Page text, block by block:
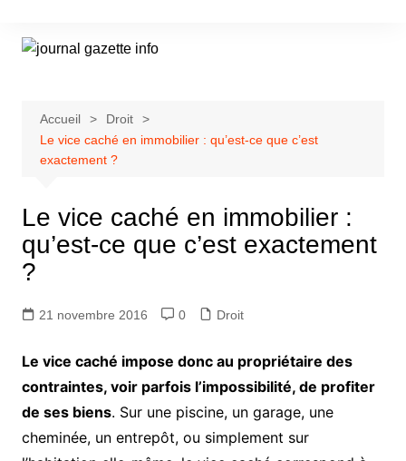
contenu
Accueil
Droit
Le vice caché en immobilier : qu’est-ce que c’est
exactement ?
Le vice caché en immobilier :
qu’est-ce que c’est exactement
?
21 novembre 2016 0 Droit
Le vice caché impose donc au propriétaire des
contraintes, voir parfois l’impossibilité, de profiter
de ses biens. Sur une piscine, un garage, une
cheminée, un entrepôt, ou simplement sur